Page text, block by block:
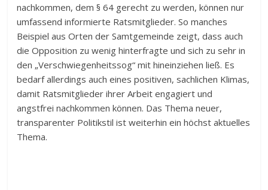
nachkommen, dem § 64 gerecht zu werden, können nur
umfassend informierte Ratsmitglieder. So manches
Beispiel aus Orten der Samtgemeinde zeigt, dass auch
die Opposition zu wenig hinterfragte und sich zu sehr in
den „Verschwiegenheitssog“ mit hineinziehen ließ. Es
bedarf allerdings auch eines positiven, sachlichen Klimas,
damit Ratsmitglieder ihrer Arbeit engagiert und
angstfrei nachkommen können. Das Thema neuer,
transparenter Politikstil ist weiterhin ein höchst aktuelles
Thema.